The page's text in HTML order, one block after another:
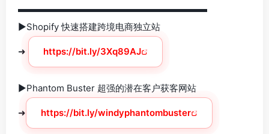
▬▬▬▬▬▬▬▬▬▬▬▬▬▬▬▬▬▬▬▬▬
►Shopify 快速搭建跨境电商独立站
➜ https://bit.ly/3Xq89AJ
►Phantom Buster 超强的潜在客户获客网站
➜ https://bit.ly/windyphantombuster